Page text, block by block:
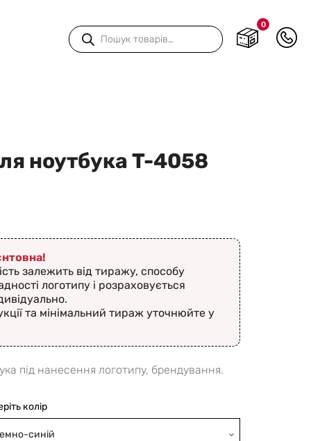
Пошук
товарів
0
ноутбука T-4058
залежить від тиражу, способу
логотипу і розраховується
та мінімальний тираж уточнюйте у
під нанесення логотипу, брендування.
колір
синій